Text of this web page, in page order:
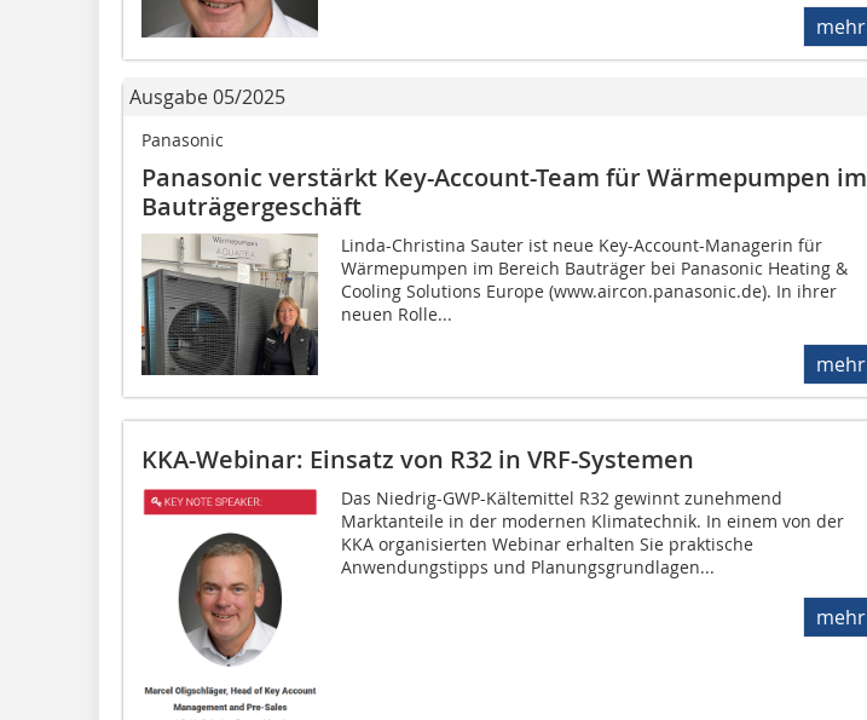
mehr
Ausgabe 05/2025
Panasonic
Panasonic verstärkt Key-Account-Team für Wärmepumpen im
Bauträgergeschäft
Linda-Christina Sauter ist neue Key-Account-Managerin für
Wärmepumpen im Bereich Bauträger bei Panasonic Heating &
Cooling Solutions Europe (www.aircon.panasonic.de). In ihrer
neuen Rolle...
mehr
KKA-Webinar: Einsatz von R32 in VRF-Systemen
Das Niedrig-GWP-Kältemittel R32 gewinnt zunehmend
Marktanteile in der modernen Klimatechnik. In einem von der
KKA organisierten Webinar erhalten Sie praktische
Anwendungstipps und Planungsgrundlagen...
mehr